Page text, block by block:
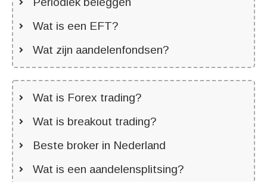
Wat is een EFT?
Wat zijn aandelenfondsen?
Wat is Forex trading?
Wat is breakout trading?
Beste broker in Nederland
Wat is een aandelensplitsing?